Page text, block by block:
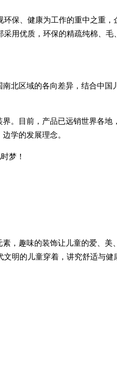
、健康为工作的重中之重，
用优质，环保的精疏纯棉、
区域的各向差异，结合中国
。目前，产品已远销世界各
边学的发展理念。
梦！
趣味的装饰让儿童的爱、美
明的儿童穿着，讲究舒适与